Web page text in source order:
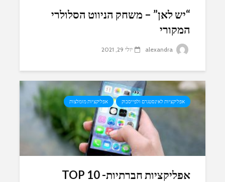
“יש לאן” – משחק הניווט הסלולרי
המקורי
יולי 29, 2021
אפליקציות לאינסטגרם ולפייסבוק אפליקציות מומלצות
אפליקציות חברתיות- TOP 10